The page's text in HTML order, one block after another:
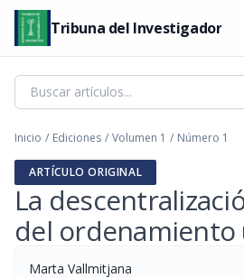
Tribuna del Investigador
Inicio / Ediciones / Volumen 1 / Número 1
ARTÍCULO ORIGINAL
La
del ordenamiento
Marta Vallmitjana